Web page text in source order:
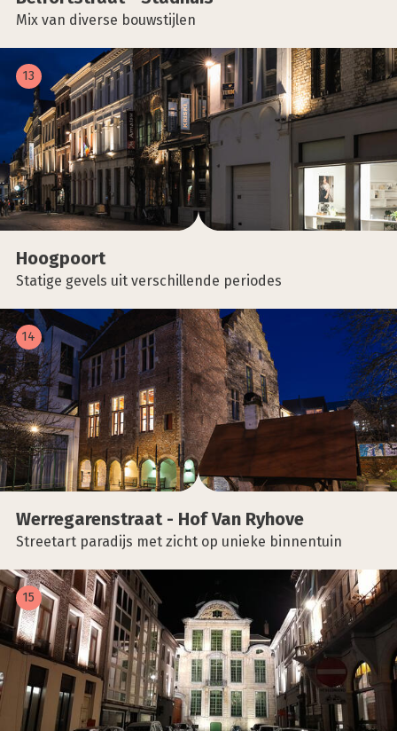
Mix van diverse bouwstijlen
Hoog­poort
Statige gevels uit verschillende periodes
13
Wer­re­ga­ren­straat - Hof Van Ryho­ve
Streetart paradijs met zicht op unieke binnentuin
14
15